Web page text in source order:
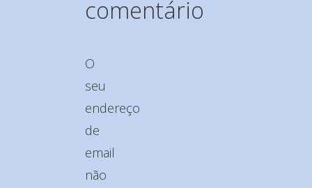
comentário
O
seu
endereço
de
email
não